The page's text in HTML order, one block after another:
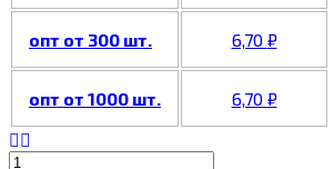
опт от 300 шт. 6,70 ₽
опт от 1000 шт. 6,70 ₽